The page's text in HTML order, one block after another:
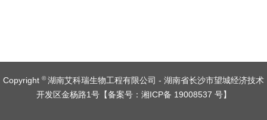
Copyright ©湖南艾科瑞生物工程有限公司 - 湖南省长沙市望城经济技术
开发区金杨路1号【备案号：湘ICP备 19008537 号】